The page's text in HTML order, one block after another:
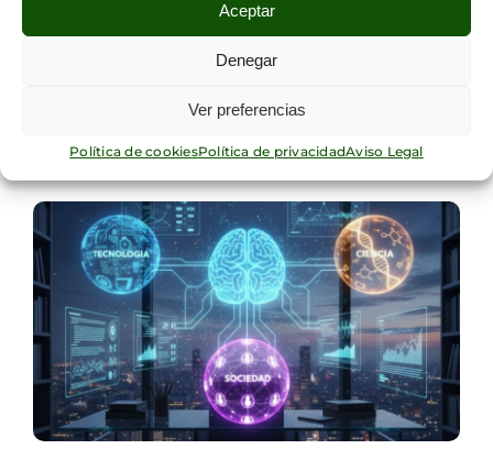
Aceptar
Denegar
Ver preferencias
Política de cookiesPolítica de privacidadAviso Legal
Proyecto Vulnerabilidad Cognitiva,
Verosimilitud y Verdad